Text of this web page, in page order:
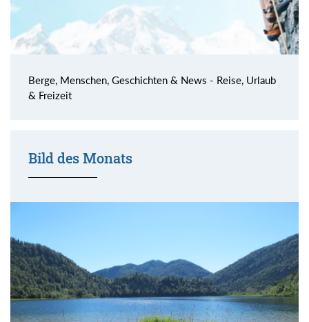
Berge, Menschen, Geschichten & News - Reise, Urlaub
& Freizeit
Bild des Monats